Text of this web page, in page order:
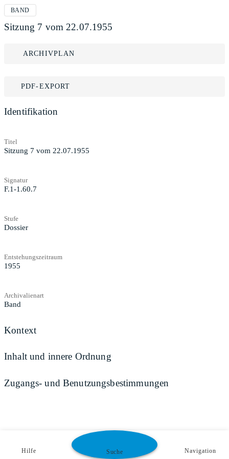
BAND
Sitzung 7 vom 22.07.1955
ARCHIVPLAN
PDF-EXPORT
Identifikation
Titel
Sitzung 7 vom 22.07.1955
Signatur
F.1-1.60.7
Stufe
Dossier
Entstehungszeitraum
1955
Archivalienart
Band
Kontext
Inhalt und innere Ordnung
Zugangs- und Benutzungsbestimmungen
Hilfe Suche Navigation